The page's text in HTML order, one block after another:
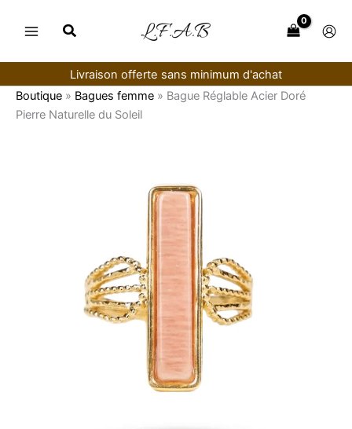
Livraison offerte sans minimum d'achat
Boutique » Bagues femme » Bague Réglable Acier Doré
Pierre Naturelle du Soleil